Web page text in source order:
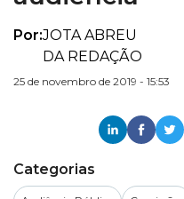
Por:JOTA ABREU
DA REDAÇÃO
25 de novembro de 2019 - 15:53
Categorias